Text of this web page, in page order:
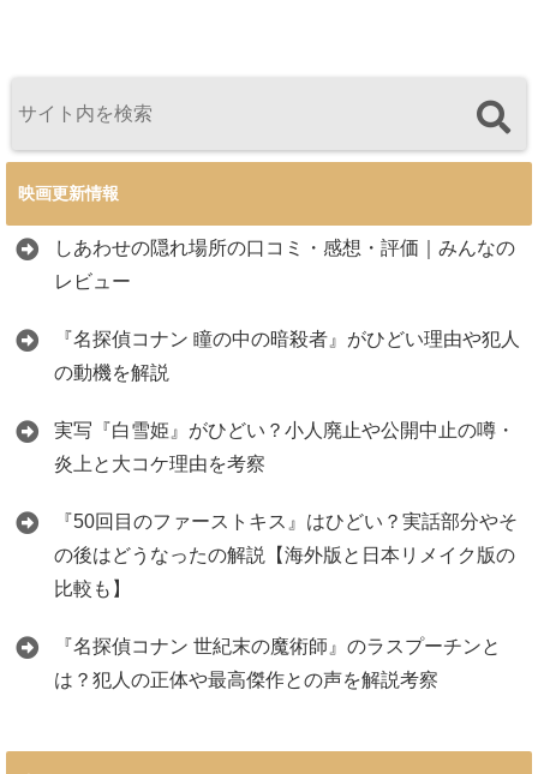
映画更新情報
しあわせの隠れ場所の口コミ・感想・評価｜みんなの
レビュー
『名探偵コナン 瞳の中の暗殺者』がひどい理由や犯人
の動機を解説
実写『白雪姫』がひどい？小人廃止や公開中止の噂・
炎上と大コケ理由を考察
『50回目のファーストキス』はひどい？実話部分やそ
の後はどうなったの解説【海外版と日本リメイク版の
比較も】
『名探偵コナン 世紀末の魔術師』のラスプーチンと
は？犯人の正体や最高傑作との声を解説考察